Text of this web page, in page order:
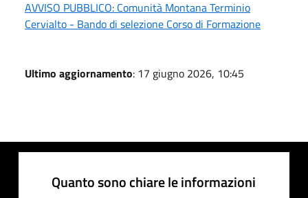
AVVISO PUBBLICO: Comunità Montana Terminio
Cervialto - Bando di selezione Corso di Formazione
Ultimo aggiornamento: 17 giugno 2026, 10:45
Quanto sono chiare le informazioni